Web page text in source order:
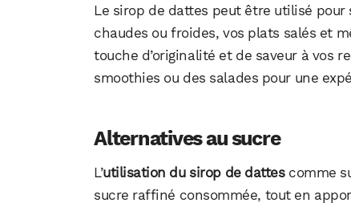
Le sirop de dattes peut être utilisé
chaudes ou froides, vos plats salés et
touche d’originalité et de saveur à vos
smoothies ou des salades pour une
Alternatives au sucre
L’utilisation du sirop de dattescomme
sucre raffiné consommée, tout en